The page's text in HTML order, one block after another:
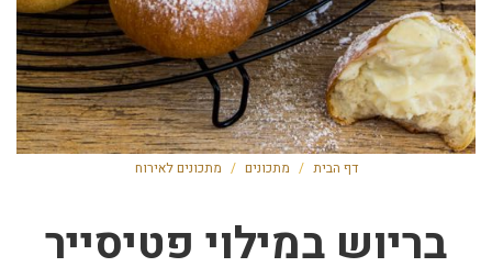
דף הבית / מתכונים / מתכונים לאירוח
בריוש במילוי פטיסייר